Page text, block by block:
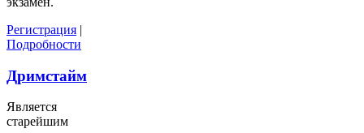
Регистрация |
Подробности
Дримстайм
Является
старейшим